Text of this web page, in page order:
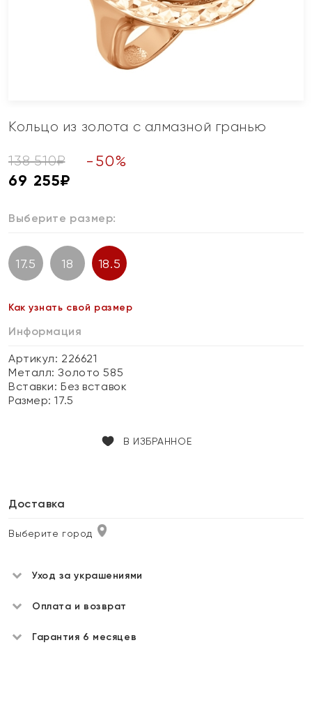
Кольцо из золота с алмазной гранью
138 510₽ - 50%
69 255₽
Выберите размер:
17.5 18 18.5
Как узнать свой размер
Информация
Артикул: 226621
Металл:Золото 585
Вставки:Без вставок
Размер:17.5
В ИЗБРАННОЕ
Доставка
Выберите город
Уход за украшениями
Оплата и возврат
Гарантия 6 месяцев